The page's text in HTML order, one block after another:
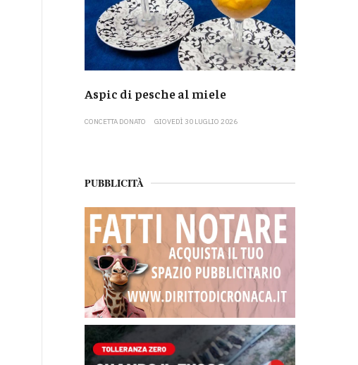
Aspic di pesche al miele
CONCETTA DONATO GIOVEDÌ 30 LUGLIO 2026
PUBBLICITÀ